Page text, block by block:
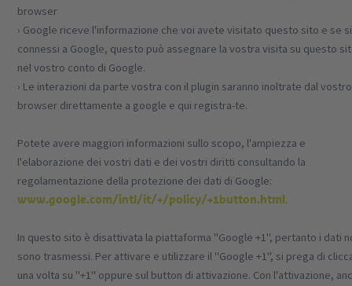
browser
› Google riceve l'informazione che voi avete visitato questo sito e se
connessi a Google, questo può assegnare la vostra visita su questo
nel vostro conto di Google.
› Le interazioni da parte vostra con il plugin saranno inoltrate dal vostro
browser direttamente a google e qui registra-te.
Potete avere maggiori informazioni sullo scopo, l'ampiezza e
l'elaborazione dei vostri dati e dei vostri diritti consultando la
regolamentazione della protezione dei dati di Google:
www.google.com/intl/it/+/policy/+1button.html.
In questo sito è disattivata la piattaforma "Google +1", pertanto i dati
sono trasmessi. Per attivare e utilizzare il "Google +1", si prega di
una volta su "+1" oppure sul button di attivazione. Con l'attivazione,